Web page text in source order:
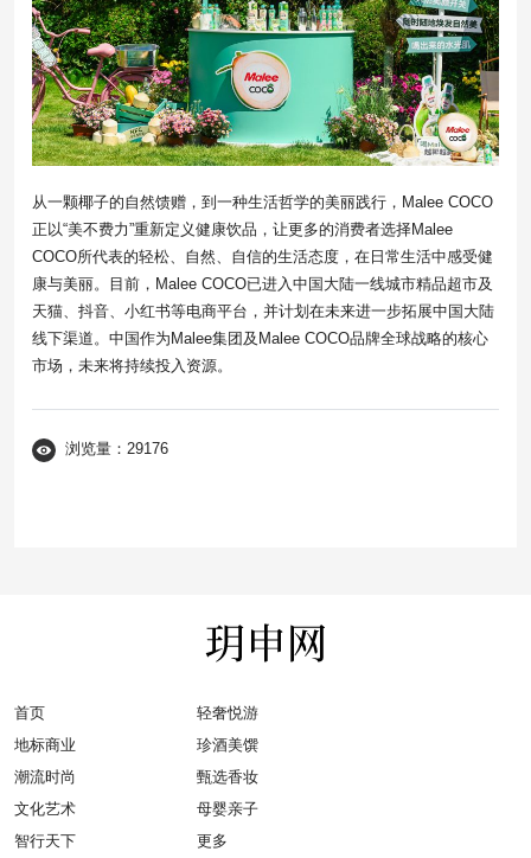
从一颗椰子的自然馈赠，到一种生活哲学的美丽践行，Malee COCO
正以“美不费力”重新定义健康饮品，让更多的消费者选择Malee
COCO所代表的轻松、自然、自信的生活态度，在日常生活中感受健
康与美丽。目前，Malee COCO已进入中国大陆一线城市精品超市及
天猫、抖音、小红书等电商平台，并计划在未来进一步拓展中国大陆
线下渠道。中国作为Malee集团及Malee COCO品牌全球战略的核心
市场，未来将持续投入资源。
浏览量：29176
首页
轻奢悦游
地标商业
珍酒美馔
潮流时尚
甄选香妆
文化艺术
母婴亲子
智行天下
更多